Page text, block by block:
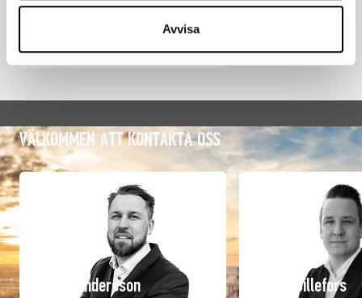
Avvisa
Välkommen att kontakta oss
Anton Andersson Robin Billefors